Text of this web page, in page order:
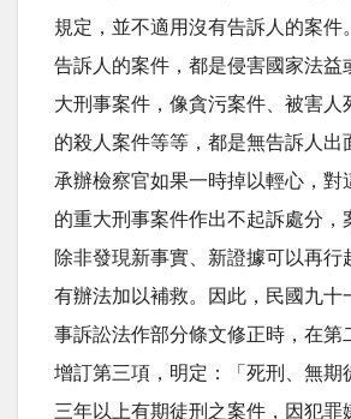
規定，並不適用沒有告訴人的案件
告訴人的案件，都是侵害國家法益
大刑事案件，像貪污案件、被害人
的殺人案件等等，都是無告訴人出
承辦檢察官如果一時掉以輕心，對
的重大刑事案件作出不起訴處分，
除非發現新事實、新證據可以再行
有辦法加以補救。因此，民國九十
事訴訟法作部分條文修正時，在第
增訂第三項，明定：「死刑、無期
三年以上有期徒刑之案件，因犯罪